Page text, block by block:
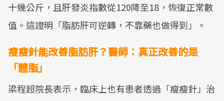
十幾公斤，且肝發炎指數從120降至18，恢復正常數
值。這證明「脂肪肝可逆轉，不靠藥也做得到」。
瘦瘦針能改善脂肪肝？醫師：真正改善的是
「體脂」
梁程超院長表示，臨床上也有患者透過「瘦瘦針」治